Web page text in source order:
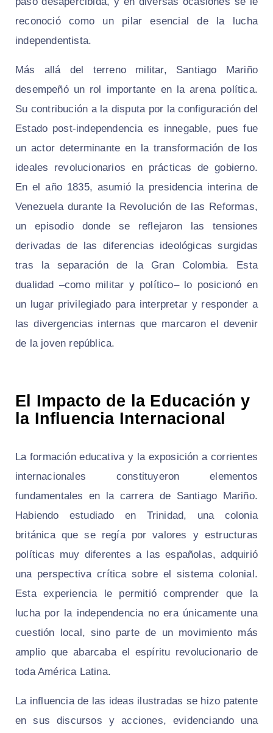
reconoció como un pilar esencial de la lucha
independentista.
Más allá del terreno militar, Santiago Mariño
desempeñó un rol importante en la arena política.
Su contribución a la disputa por la configuración del
Estado post-independencia es innegable, pues fue
un actor determinante en la transformación de los
ideales revolucionarios en prácticas de gobierno.
En el año 1835, asumió la presidencia interina de
Venezuela durante la Revolución de las Reformas,
un episodio donde se reflejaron las tensiones
derivadas de las diferencias ideológicas surgidas
tras la separación de la Gran Colombia. Esta
dualidad –como militar y político– lo posicionó en
un lugar privilegiado para interpretar y responder a
las divergencias internas que marcaron el devenir
de la joven república.
El Impacto de la Educación y
la Influencia Internacional
La formación educativa y la exposición a corrientes
internacionales constituyeron elementos
fundamentales en la carrera de Santiago Mariño.
Habiendo estudiado en Trinidad, una colonia
británica que se regía por valores y estructuras
políticas muy diferentes a las españolas, adquirió
una perspectiva crítica sobre el sistema colonial.
Esta experiencia le permitió comprender que la
lucha por la independencia no era únicamente una
cuestión local, sino parte de un movimiento más
amplio que abarcaba el espíritu revolucionario de
toda América Latina.
La influencia de las ideas ilustradas se hizo patente
en sus discursos y acciones, evidenciando una